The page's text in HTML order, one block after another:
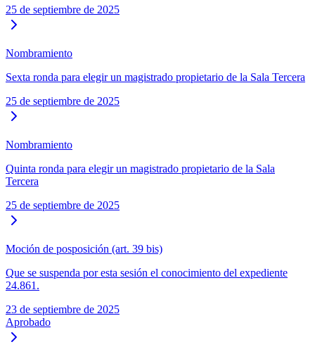
25 de septiembre de 2025
Nombramiento
Sexta ronda para elegir un magistrado propietario de la Sala Tercera
25 de septiembre de 2025
Nombramiento
Quinta ronda para elegir un magistrado propietario de la Sala
Tercera
25 de septiembre de 2025
Moción de posposición (art. 39 bis)
Que se suspenda por esta sesión el conocimiento del expediente
24.861.
23 de septiembre de 2025
Aprobado